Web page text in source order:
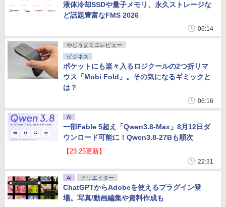
液体冷却SSDや量子メモリ、永久ストレージな
ど話題豊富なFMS 2026
06:14
やじうまミニレビュー
ビジネス
ポケットにも楽々入るロジクールの2つ折りマ
ウス「Mobi Fold」。その気になるギミックと
は？
06:16
AI
一部Fable 5超え「Qwen3.8-Max」8月12日ダ
ウンロード可能に！Qwen3.8-27Bも順次
【23:25更新】
22:31
AI クリエイター
ChatGPTからAdobeを使えるプラグイン登
場。写真/動画編集や資料作成も